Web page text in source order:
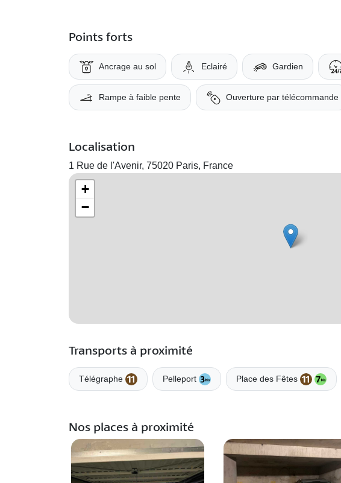
Points forts
Ancrage au sol Eclairé Gardien
Rampe à faible pente Ouverture par télécommande
Localisation
1 Rue de l'Avenir, 75020 Paris, France
+
−
Transports à proximité
Télégraphe Pelleport Place des Fêtes
Nos places à proximité